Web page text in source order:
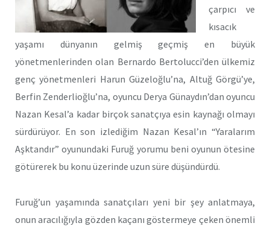
çarpıcı ve
kısacık
yaşamı dünyanın gelmiş geçmiş en büyük
yönetmenlerinden olan Bernardo Bertolucci’den ülkemiz
genç yönetmenleri Harun Güzeloğlu’na, Altuğ Görgü’ye,
Berfin Zenderlioğlu’na, oyuncu Derya Günaydın’dan oyuncu
Nazan Kesal’a kadar birçok sanatçıya esin kaynağı olmayı
sürdürüyor. En son izlediğim Nazan Kesal’ın “Yaralarım
Aşktandır” oyunundaki Furuğ yorumu beni oyunun ötesine
götürerek bu konu üzerinde uzun süre düşündürdü.
Furuğ’un yaşamında sanatçıları yeni bir şey anlatmaya,
onun aracılığıyla gözden kaçanı göstermeye çeken önemli